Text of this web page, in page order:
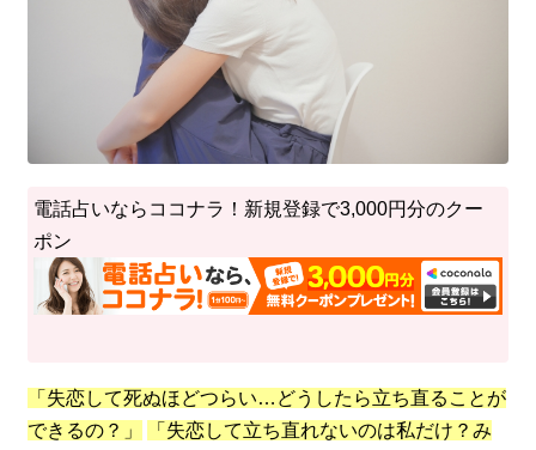
電話占いならココナラ！新規登録で3,000円分のクー
ポン
「失恋して死ぬほどつらい…どうしたら立ち直ることが
できるの？」
「失恋して立ち直れないのは私だけ？み